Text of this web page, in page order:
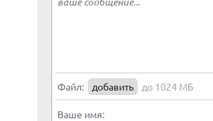
Файл: добавить до 1024 МБ
Ваше имя: